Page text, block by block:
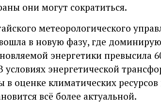
они могут сократиться.
метеорологического
в новую фазу, где
энергетики превысила
энергетической
в оценке климатических
всё более актуальной.